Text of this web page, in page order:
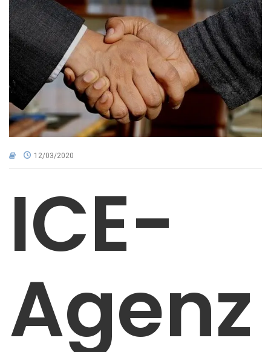
SPORTELLI
CNA NEL TERRITORIO
AREA RISERVATA
12/03/2020
ICE-
Agenz